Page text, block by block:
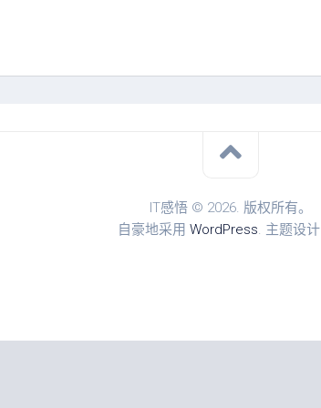
IT感悟 © 2026. 版权所有。
自豪地采用 WordPress. 主题设计